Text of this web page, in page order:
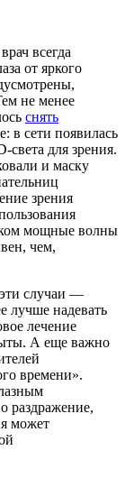
всегда
от яркого
не менее
снять
в сети появилась
для зрения.
и маску
зрения
мощные волны
чем,
случаи —
лучше надевать
лечение
А еще важно
времени».
раздражение,
может